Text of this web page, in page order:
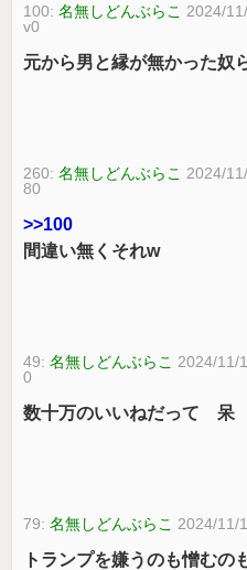
100:名無しどんぶらこ 2024/
v0
元から男と縁が無かった奴
260:名無しどんぶらこ 2024/
80
>>100
間違い無くそれw
49:名無しどんぶらこ 2024/11/
0
数十万のいいねだって 呆
79:名無しどんぶらこ 2024/11/
トランプを嫌うのも憎むの